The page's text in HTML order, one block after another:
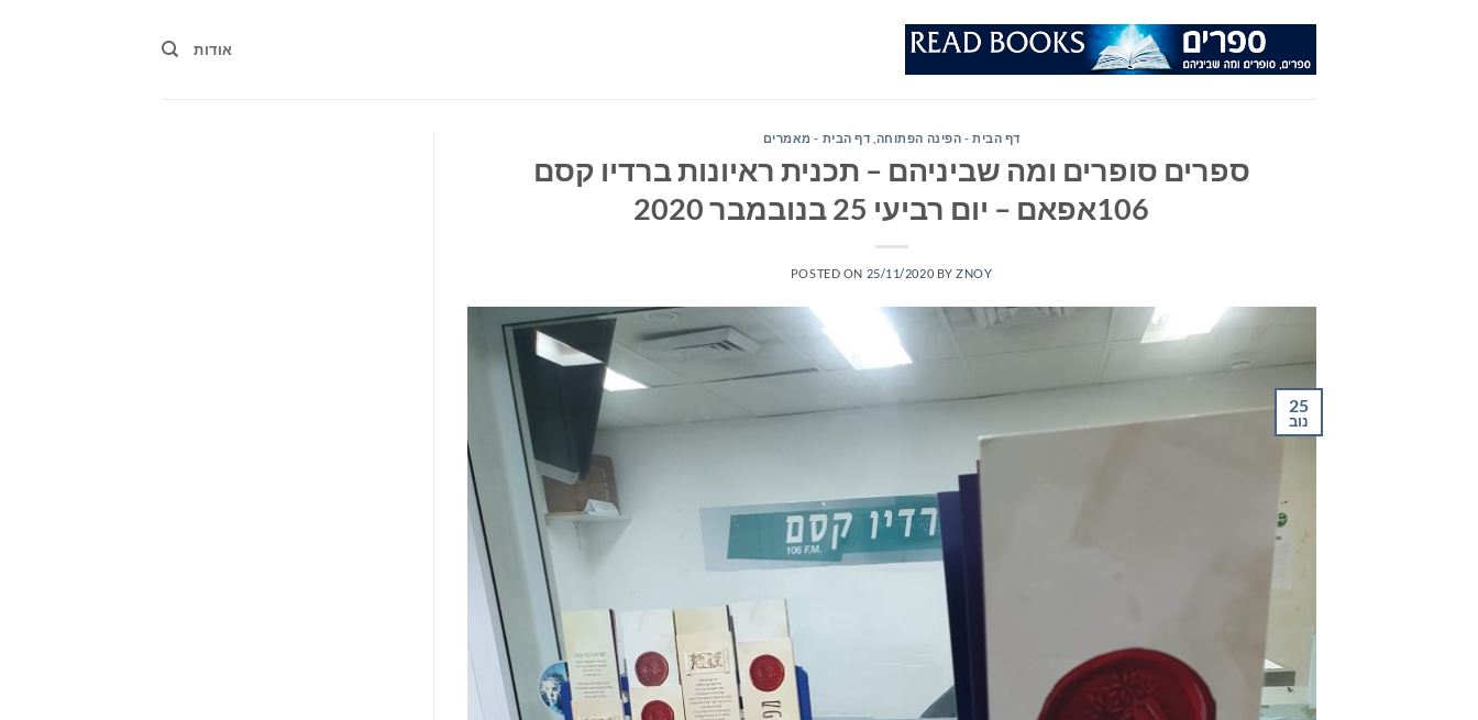
אודות
דף הבית - הפינה הפתוחה דף הבית - מאמרים
ספרים סופרים ומה שביניהם – תכנית ראיונות ברדיו קסם
106אפאם – יום רביעי 25 בנובמבר 2020
POSTED ON 25/11/2020 BYZNOY
25
נוב